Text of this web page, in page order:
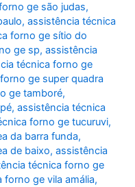
ge são judas,
,assistência técnica
forno ge sítio do
ge sp,assistência
técnica forno ge
ge super quadra
ge tamboré,
,assistência técnica
forno ge tucuruvi,
da barra funda,
de baixo,assistência
técnica forno ge
ge vila amália,